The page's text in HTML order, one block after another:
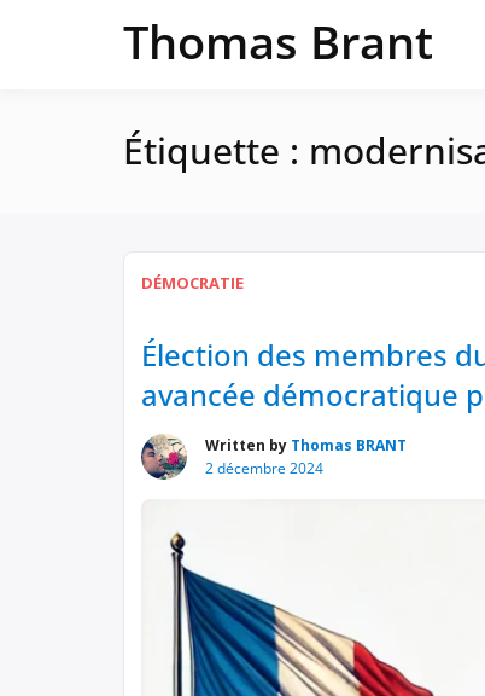
Thomas Brant
Étiquette :
DÉMOCRATIE
Élection des membres
avancée démocratique
Written by Thomas BRANT
2 décembre 2024